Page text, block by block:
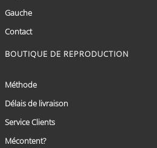
Gauche
Contact
BOUTIQUE DE REPRODUCTION
Méthode
Délais de livraison
Service Clients
Mécontent?